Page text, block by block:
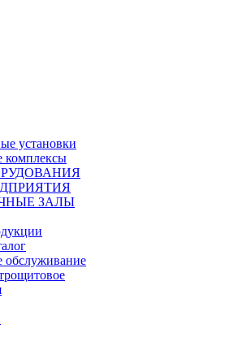
установки
комплексы
ЗАЛЫ
обслуживание